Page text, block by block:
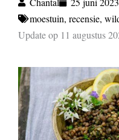
moestuin, recensie,
Update op 11 augustus